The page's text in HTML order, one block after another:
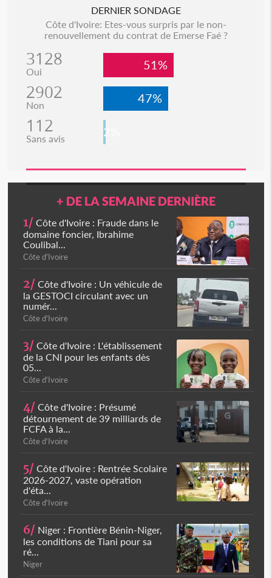
DERNIER SONDAGE
Côte d'Ivoire: Etes-vous surpris par le non-
renouvellement du contrat de Emerse Faé ?
3128
Oui 51%
2902
Non 47%
112
Sans avis 2%
+ DE LA SEMAINE DERNIÈRE
1/ Côte d'Ivoire : Fraude dans le
domaine foncier, Ibrahime
Coulibal...
Côte d'Ivoire
2/ Côte d'Ivoire : Un véhicule de
la GESTOCI circulant avec un
numér...
Côte d'Ivoire
3/ Côte d'Ivoire : L'établissement
de la CNI pour les enfants dès
05...
Côte d'Ivoire
4/ Côte d'Ivoire : Présumé
détournement de 39 milliards de
FCFA à la...
Côte d'Ivoire
5/ Côte d'Ivoire : Rentrée Scolaire
2026-2027, vaste opération
d'éta...
Côte d'Ivoire
6/ Niger : Frontière Bénin-Niger,
les conditions de Tiani pour sa
ré...
Niger